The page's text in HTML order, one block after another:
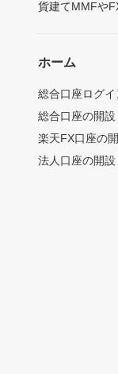
貨建てMMFや
ホーム
総合口座ログイ
総合口座の開設
楽天FX口座の
法人口座の開設